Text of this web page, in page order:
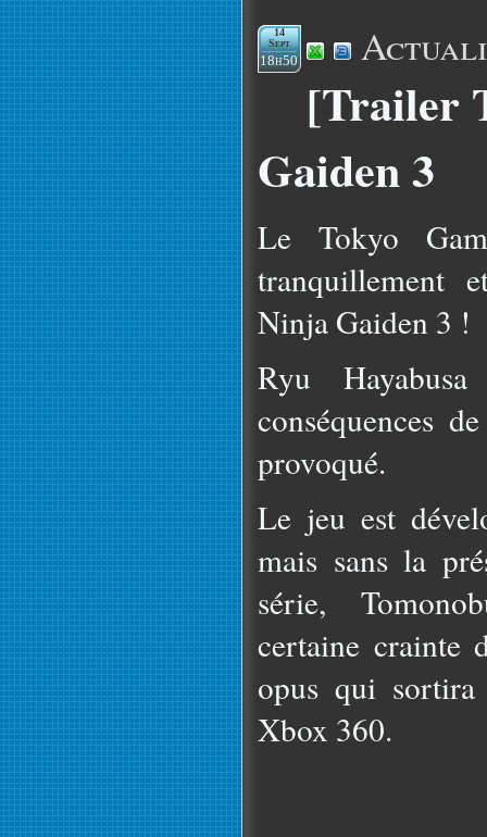
14
Sept
18h50
[Trailer
Gaiden 3
Le Tokyo
tranquillement
Ninja Gaiden 3 !
Ryu
conséquences
provoqué.
Le jeu est
mais sans la
série,
certaine crainte
opus qui
Xbox 360.